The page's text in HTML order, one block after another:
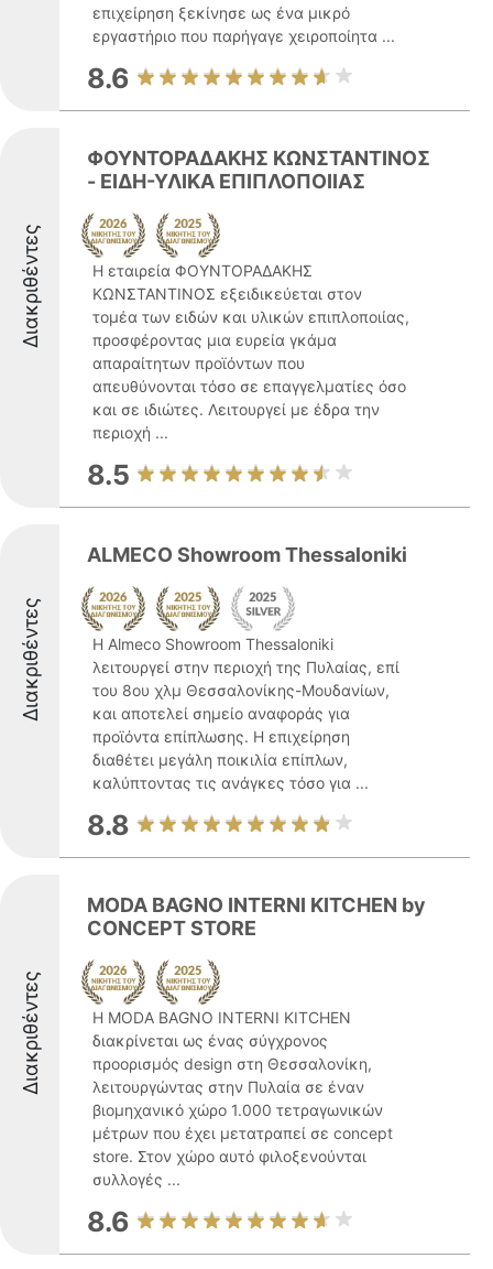
επιχείρηση ξεκίνησε ως ένα μικρό
εργαστήριο που παρήγαγε χειροποίητα ...
8.6
Διακριθέντες
ΦΟΥΝΤΟΡΑΔΑΚΗΣ ΚΩΝΣΤΑΝΤΙΝΟΣ
- ΕΙΔΗ-ΥΛΙΚΑ ΕΠΙΠΛΟΠΟΙΙΑΣ
Η εταιρεία ΦΟΥΝΤΟΡΑΔΑΚΗΣ
ΚΩΝΣΤΑΝΤΙΝΟΣ εξειδικεύεται στον
τομέα των ειδών και υλικών επιπλοποιίας,
προσφέροντας μια ευρεία γκάμα
απαραίτητων προϊόντων που
απευθύνονται τόσο σε επαγγελματίες όσο
και σε ιδιώτες. Λειτουργεί με έδρα την
περιοχή ...
8.5
Διακριθέντες
ALMECO Showroom Thessaloniki
Η Almeco Showroom Thessaloniki
λειτουργεί στην περιοχή της Πυλαίας, επί
του 8ου χλμ Θεσσαλονίκης-Μουδανίων,
και αποτελεί σημείο αναφοράς για
προϊόντα επίπλωσης. Η επιχείρηση
διαθέτει μεγάλη ποικιλία επίπλων,
καλύπτοντας τις ανάγκες τόσο για ...
8.8
Διακριθέντες
MODA BAGNO INTERNI KITCHEN by
CONCEPT STORE
Η MODA BAGNO INTERNI KITCHEN
διακρίνεται ως ένας σύγχρονος
προορισμός design στη Θεσσαλονίκη,
λειτουργώντας στην Πυλαία σε έναν
βιομηχανικό χώρο 1.000 τετραγωνικών
μέτρων που έχει μετατραπεί σε concept
store. Στον χώρο αυτό φιλοξενούνται
συλλογές ...
8.6